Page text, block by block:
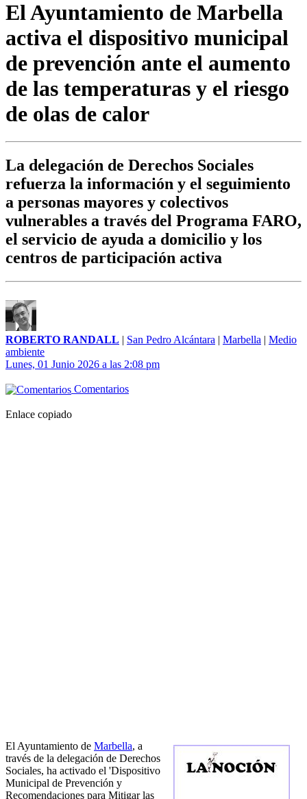
El Ayuntamiento de Marbella
activa el dispositivo municipal
de prevención ante el aumento
de las temperaturas y el riesgo
de olas de calor
La delegación de Derechos Sociales
refuerza la información y el seguimiento
a personas mayores y colectivos
vulnerables a través del Programa FARO,
el servicio de ayuda a domicilio y los
centros de participación activa
ROBERTO RANDALL | San Pedro Alcántara | Marbella | Medio
ambiente
Lunes, 01 Junio 2026 a las 2:08 pm
Comentarios
Enlace copiado
El Ayuntamiento de Marbella, a
través de la delegación de Derechos
Sociales, ha activado el 'Dispositivo
Municipal de Prevención y
Recomendaciones para Mitigar las